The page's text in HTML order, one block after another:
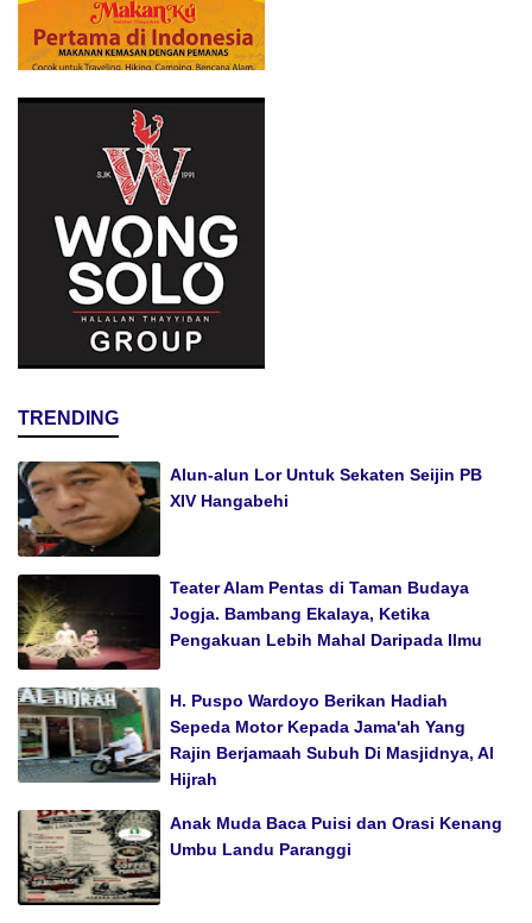
TRENDING
Alun-alun Lor Untuk Sekaten Seijin PB
XIV Hangabehi
Teater Alam Pentas di Taman Budaya
Jogja. Bambang Ekalaya, Ketika
Pengakuan Lebih Mahal Daripada Ilmu
H. Puspo Wardoyo Berikan Hadiah
Sepeda Motor Kepada Jama'ah Yang
Rajin Berjamaah Subuh Di Masjidnya, Al
Hijrah
Anak Muda Baca Puisi dan Orasi Kenang
Umbu Landu Paranggi